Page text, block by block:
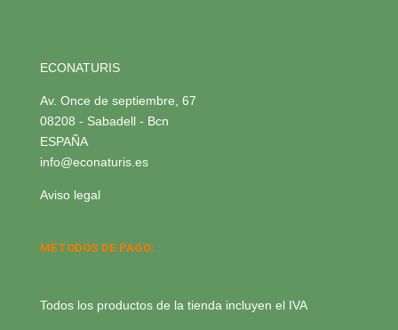
ECONATURIS
Av. Once de septiembre, 67
08208 - Sabadell - Bcn
ESPAÑA
info@econaturis.es
Aviso legal
MÉTODOS DE PAGO:
Todos los productos de la tienda incluyen el IVA